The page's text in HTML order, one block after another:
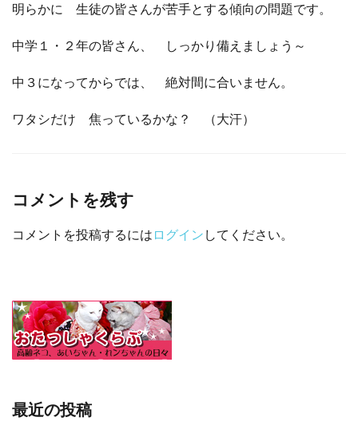
明らかに 生徒の皆さんが苦手とする傾向の問題です。
中学１・２年の皆さん、 しっかり備えましょう～
中３になってからでは、 絶対間に合いません。
ワタシだけ 焦っているかな？ （大汗）
コメントを残す
コメントを投稿するには ログイン してください。
最近の投稿